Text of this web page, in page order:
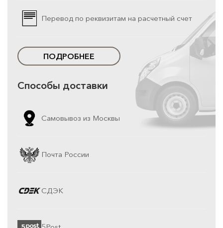
Перевод по реквизитам на расчетный счет
ПОДРОБНЕЕ
Способы доставки
Самовывоз из Москвы
Почта России
СДЭК